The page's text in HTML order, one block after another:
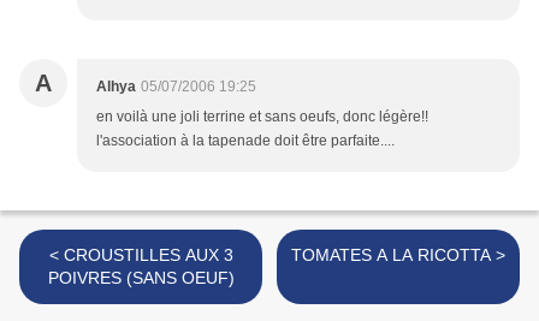
A Alhya 05/07/2006 19:25
en voilà une joli terrine et sans oeufs, donc légère!!
l'association à la tapenade doit être parfaite....
< CROUSTILLES AUX 3
POIVRES (SANS OEUF)
TOMATES A LA RICOTTA >